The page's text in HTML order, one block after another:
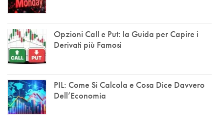
Opzioni Call e Put: la Guida per Capire i
Derivati più Famosi
PIL: Come Si Calcola e Cosa Dice Davvero
Dell’Economia